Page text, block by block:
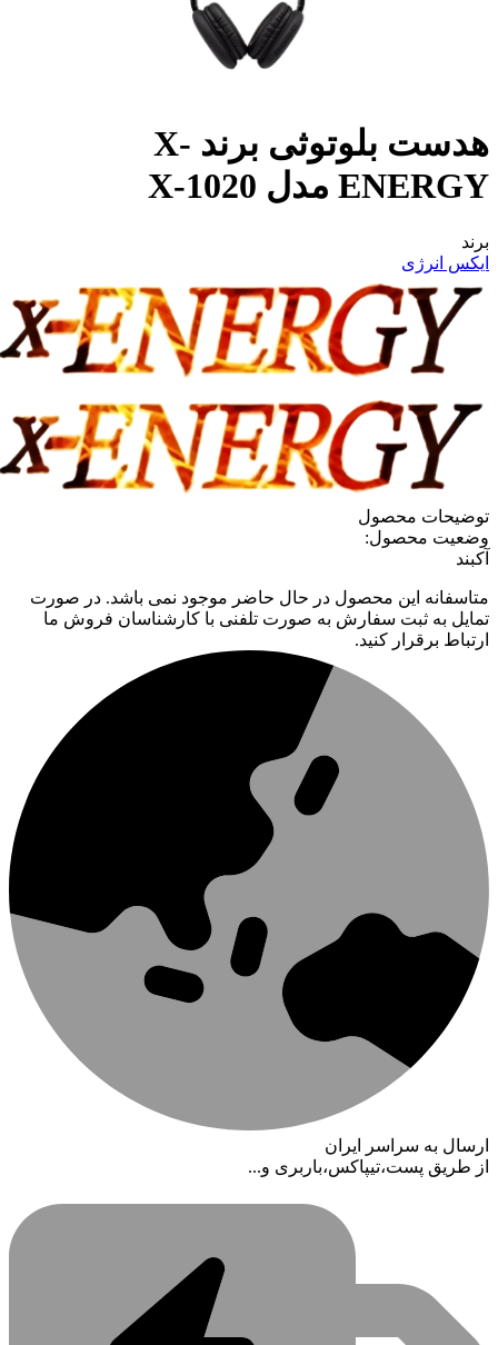
هدست بلوتوثی برند X-
ENERGY مدل X-1020
برند
ایکس انرژی
توضیحات محصول
وضعیت محصول:
آکبند
متاسفانه این محصول در حال حاضر موجود نمی باشد. در صورت
تمایل به ثبت سفارش به صورت تلفنی با کارشناسان فروش ما
ارتباط برقرار کنید.
ارسال به سراسر ایران
از طریق پست،تیپاکس،باربری و...